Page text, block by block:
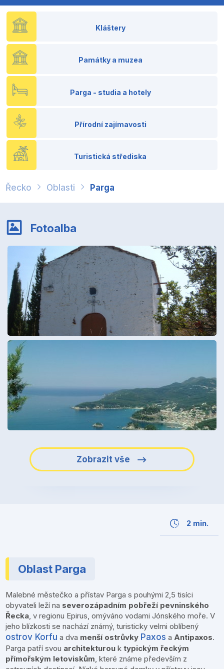
Kláštery
Památky a muzea
Parga - studia a hotely
Přírodní zajímavosti
Turistická střediska
Řecko Oblasti Parga
Fotoalba
Zobrazit vše
2 min.
Oblast Parga
Malebné městečko a přístav Parga s pouhými 2,5 tisíci
obyvateli leží na severozápadním pobřeží pevninského
Řecka, v regionu Epirus, omýváno vodami Jónského moře. V
jeho blízkosti se nachází známý, turisticky velmi oblíbený
ostrov Korfu a dva menší ostrůvky Paxos aAntipaxos.
Parga patří svou architekturou ktypickým řeckým
přímořským letoviskům, které známe především z